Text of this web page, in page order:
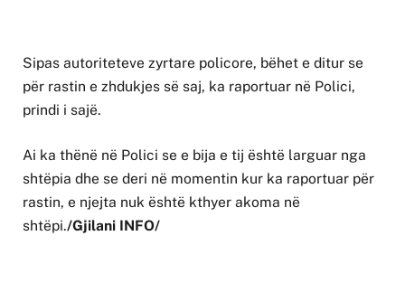
Sipas autoriteteve zyrtare policore, bëhet e ditur se
për rastin e zhdukjes së saj, ka raportuar në Polici,
prindi i sajë.
Ai ka thënë në Polici se e bija e tij është larguar nga
shtëpia dhe se deri në momentin kur ka raportuar për
rastin, e njejta nuk është kthyer akoma në
shtëpi./Gjilani INFO/